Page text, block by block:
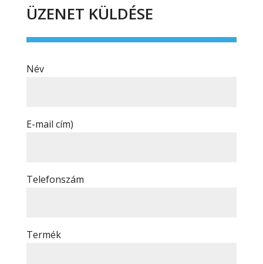
ÜZENET KÜLDÉSE
Név
E-mail cím)
Telefonszám
Termék